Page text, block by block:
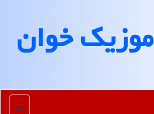
موزیك خوان
منو